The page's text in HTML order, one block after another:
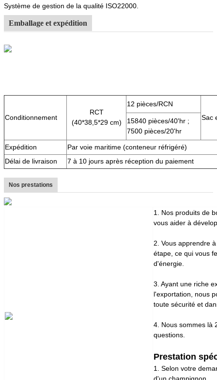
Système de gestion de la qualité ISO22000.
Emballage et expédition
Conditionnement
RCT
(40*38,5*29 cm)
12 pièces/RCN
Sac
15840 pièces/40'hr ;
7500 pièces/20'hr
Expédition
Par voie maritime (conteneur réfrigéré)
Délai de livraison
7 à 10 jours après réception du paiement
Nos prestations
1. Nos produits de
vous aider à
2. Vous apprendre
étape, ce qui vous
d'énergie.
3. Ayant une riche
l'exportation, nous
toute sécurité et
4. Nous sommes là
questions.
Prestation
1. Selon votre